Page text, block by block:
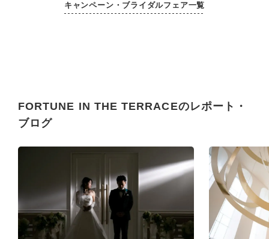
キャンペーン・ブライダルフェア一覧
FORTUNE IN THE TERRACEのレポート・
ブログ